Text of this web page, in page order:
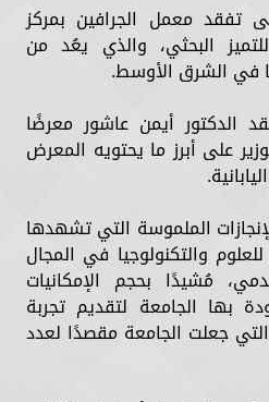
تفقد معمل الجرافين بمركز
البحثي، والذي يعُد من
في الشرق الأوسط.
الدكتور أيمن عاشور معرضًا
على أبرز ما يحتويه المعرض
الملموسة التي تشهدها
للعلوم والتكنولوجيا في المجال
مُشيدًا بحجم الإمكانيات
بها الجامعة لتقديم تجربة
جعلت الجامعة مقصدًا لعدد